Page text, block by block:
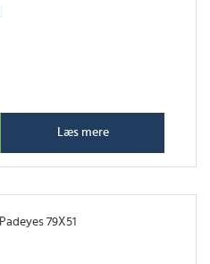
Læs mere